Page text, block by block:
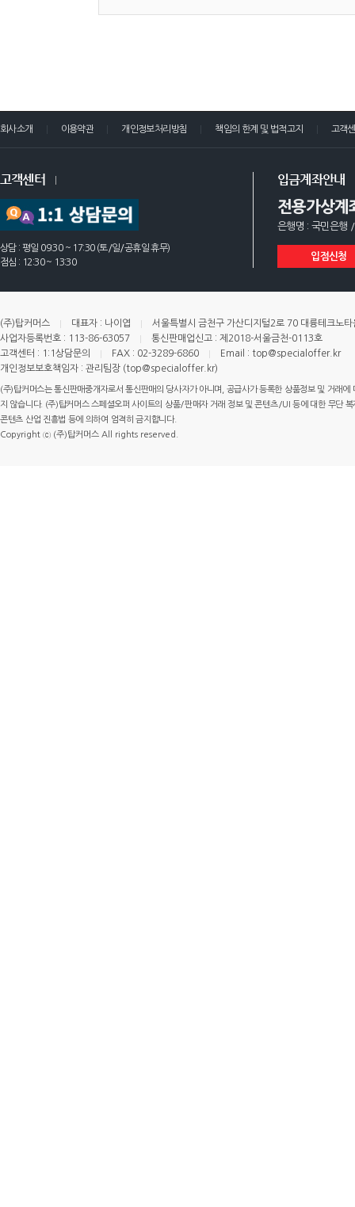
회사소개 이용약관 개인정보처리방침 책임의 한계 및 법적고지 고객
고객센터
상담 : 평일 09:30 ~ 17:30 (토/일/공휴일 휴무)
점심 : 12:30 ~ 13:30
입금계좌안내
전용가상계
은행명 : 국민은행
입점신청
(주)탑커머스 대표자 : 나이엽
서울특별시 금천구 가산디지털2로 70 대륭테크노
사업자등록번호 : 113-86-63057
통신판매업신고 : 제2018-서울금천-0113호
고객센터 : 1:1상담문의
FAX : 02-3289-6860
Email : top@specialoffer.kr
개인정보보호책임자 : 관리팀장 (top@specialoffer.kr)
(주)탑커머스는 통신판매중개자로서 통신판매의 당사자가 아니며, 공급사가 등록한 상품정보 및 거래
지 않습니다. (주)탑커머스 스페셜오퍼 사이트의 상품/판매자 거래 정보 및 콘텐츠/UI 등에 대한 무단
콘텐츠 산업 진흥법 등에 의하여 엄격히 금지합니다.
Copyright ⓒ (주)탑커머스 All rights reserved.